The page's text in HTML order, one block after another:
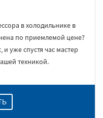
в холодильнике в
по приемлемой цене?
уже спустя час мастер
техникой.